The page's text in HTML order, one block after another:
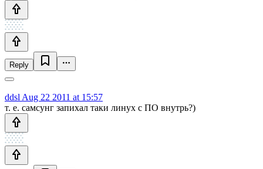
Reply
ddsl Aug 22 2011 at 15:57
т. е. самсунг запихал таки линух с ПО внутрь?)